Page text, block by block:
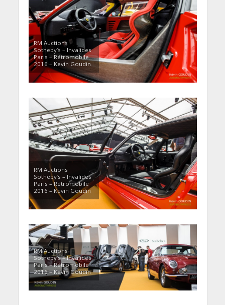
RM Auctions
Sotheby’s – Invalides
Paris – Rétromobile
2016 – Kevin Goudin
RM Auctions
Sotheby’s – Invalides
Paris – Rétromobile
2016 – Kevin Goudin
RM Auctions
Sotheby’s – Invalides
Paris – Rétromobile
2016 – Kevin Goudin